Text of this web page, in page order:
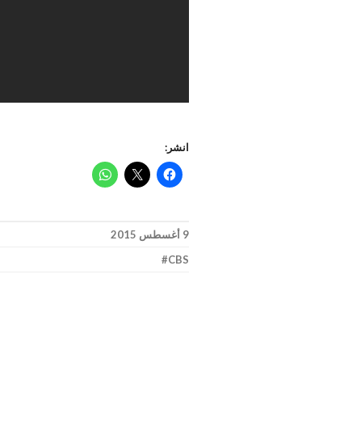
انشر:
9 أغسطس 2015
CBS